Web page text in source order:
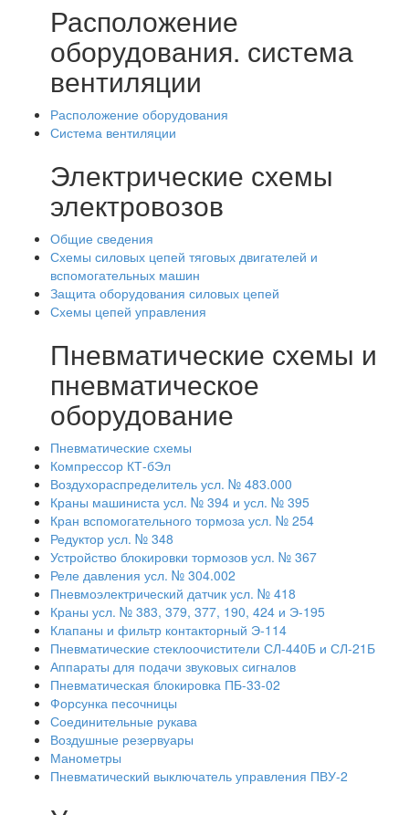
Расположение
оборудования. система
вентиляции
Расположение оборудования
Система вентиляции
Электрические схемы
электровозов
Общие сведения
Схемы силовых цепей тяговых двигателей и
вспомогательных машин
Защита оборудования силовых цепей
Схемы цепей управления
Пневматические схемы и
пневматическое
оборудование
Пневматические схемы
Компрессор КТ-бЭл
Воздухораспределитель усл. № 483.000
Краны машиниста усл. № 394 и усл. № 395
Кран вспомогательного тормоза усл. № 254
Редуктор усл. № 348
Устройство блокировки тормозов усл. № 367
Реле давления усл. № 304.002
Пневмоэлектрический датчик усл. № 418
Краны усл. № 383, 379, 377, 190, 424 и Э-195
Клапаны и фильтр контакторный Э-114
Пневматические стеклоочистители СЛ-440Б и СЛ-21Б
Аппараты для подачи звуковых сигналов
Пневматическая блокировка ПБ-33-02
Форсунка песочницы
Соединительные рукава
Воздушные резервуары
Манометры
Пневматический выключатель управления ПВУ-2